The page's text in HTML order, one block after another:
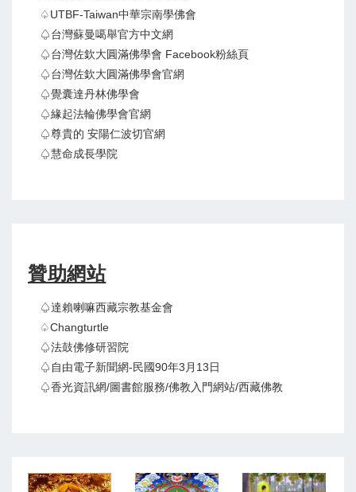
♤UTBF-Taiwan中華宗南學佛會
♤台灣蘇曼噶舉官方中文網
♤台灣佐欽大圓滿佛學會 Facebook粉絲頁
♤台灣佐欽大圓滿佛學會官網
♤覺囊達丹林佛學會
♤緣起法輪佛學會官網
♤尊貴的 安陽仁波切官網
♤慧命成長學院
贊助網站
♤達賴喇嘛西藏宗教基金會
♤Changturtle
♤法鼓佛修研習院
♤自由電子新聞網-民國90年3月13日
♤香光資訊網/圖書館服務/佛教入門網站/西藏佛教